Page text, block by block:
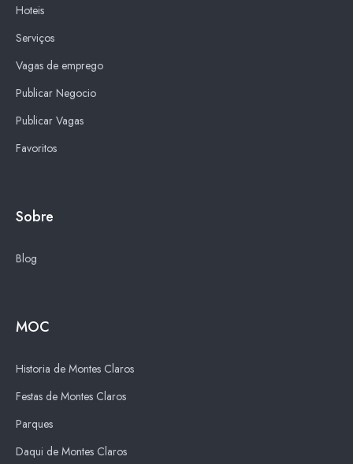
Hoteis
Serviços
Vagas de emprego
Publicar Negocio
Publicar Vagas
Favoritos
Sobre
Blog
MOC
Historia de Montes Claros
Festas de Montes Claros
Parques
Daqui de Montes Claros